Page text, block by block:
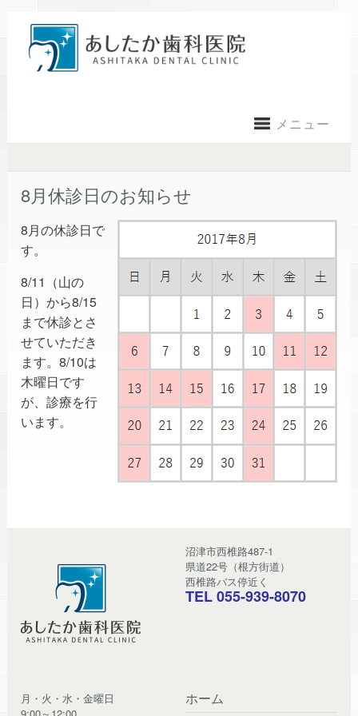
メニュー
8月休診日のお知らせ
8月の休診日で
す。
8/11（山の
日）から8/15
まで休診とさ
せていただき
ます。8/10は
木曜日です
が、診療を行
います。
沼津市西椎路487-1
県道22号（根方街道）
西椎路バス停近く
TEL 055-939-8070
月・火・水・金曜日
9:00～12:00
ホーム